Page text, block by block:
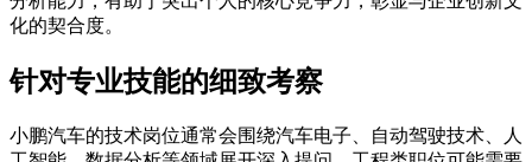
化的契合度。
针对专业技能的细致考察
小鹏汽车的技术岗位通常会围绕汽车电子、自动驾驶技术、人